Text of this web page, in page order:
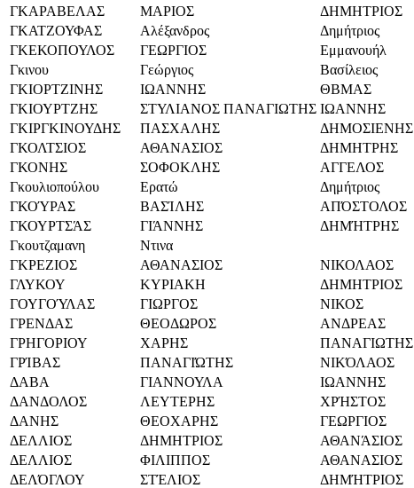
ΓΚΑΡΑΒΕΛΑΣ
ΜΑΡΙΟΣ ΔΗΜΗΤΡΙΟΣ
ΓΚΑΤΖΟΥΦΑΣ
Αλέξανδρος Δημήτριος
ΓΚΕΚΟΠΟΥΛΟΣ
ΓΕΩΡΓΙΟΣ Εμμανουήλ
Γκινου
Γεώργιος Βασίλειος
ΓΚΙΟΡΤΖΙΝΗΣ
ΙΩΑΝΝΗΣ ΘΒΜΑΣ
ΓΚΙΟΥΡΤΖΗΣ
ΣΤΥΛΙΑΝΟΣ ΠΑΝΑΓΙΩΤΗΣ ΙΩΑΝΝΗΣ
ΓΚΙΡΓΚΙΝΟΥΔΗΣ
ΠΑΣΧΑΛΗΣ ΔΗΜΟΣΙΕΝΗΣ
ΓΚΟΛΤΣΙΟΣ
ΑΘΑΝΑΣΙΟΣ ΔΗΜΗΤΡΗΣ
ΓΚΟΝΗΣ
ΣΟΦΟΚΛΗΣ ΑΓΓΕΛΟΣ
Γκουλιοπούλου
Ερατώ Δημήτριος
ΓΚΟΎΡΑΣ
ΒΑΣΊΛΗΣ ΑΠΌΣΤΟΛΟΣ
ΓΚΟΥΡΤΣΆΣ
ΓΙΆΝΝΗΣ ΔΗΜΉΤΡΗΣ
Γκουτζαμανη
Ντινα
ΓΚΡΕΖΙΟΣ
ΑΘΑΝΑΣΙΟΣ ΝΙΚΟΛΑΟΣ
ΓΛΥΚΟΥ
ΚΥΡΙΑΚΗ ΔΗΜΗΤΡΙΟΣ
ΓΟΥΓΟΎΛΑΣ
ΓΙΩΡΓΟΣ ΝΙΚΟΣ
ΓΡΕΝΔΑΣ
ΘΕΟΔΩΡΟΣ ΑΝΔΡΕΑΣ
ΓΡΗΓΟΡΙΟΥ
ΧΑΡΗΣ ΠΑΝΑΓΙΩΤΗΣ
ΓΡΊΒΑΣ
ΠΑΝΑΓΙΏΤΗΣ ΝΙΚΌΛΑΟΣ
ΔΑΒΑ
ΓΙΑΝΝΟΥΛΑ ΙΩΑΝΝΗΣ
ΔΑΝΔΟΛΟΣ
ΛΕΥΤΕΡΗΣ ΧΡΉΣΤΟΣ
ΔΑΝΗΣ
ΘΕΟΧΑΡΗΣ ΓΕΩΡΓΙΟΣ
ΔΕΛΛΙΟΣ
ΔΗΜΗΤΡΙΟΣ ΑΘΑΝΆΣΙΟΣ
ΔΕΛΛΙΟΣ
ΦΙΛΙΠΠΟΣ ΑΘΑΝΑΣΙΟΣ
ΔΕΛΌΓΛΟΥ
ΣΤΈΛΙΟΣ ΔΗΜΉΤΡΙΟΣ